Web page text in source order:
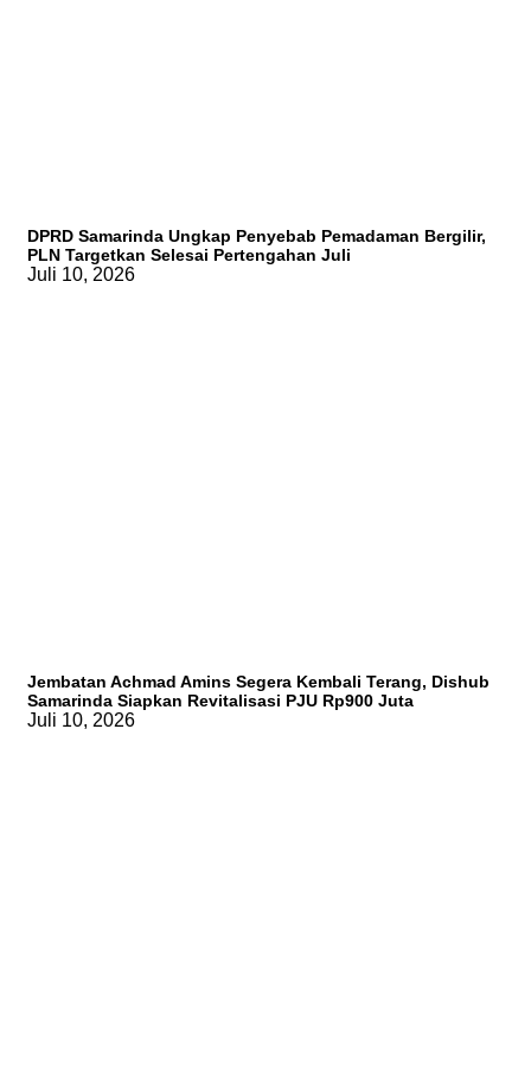
DPRD Samarinda Ungkap Penyebab Pemadaman Bergilir,
PLN Targetkan Selesai Pertengahan Juli
Juli 10, 2026
Jembatan Achmad Amins Segera Kembali Terang, Dishub
Samarinda Siapkan Revitalisasi PJU Rp900 Juta
Juli 10, 2026